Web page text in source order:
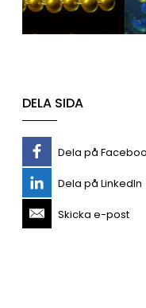
DELA SIDA
Dela på
Dela på LinkedIn
Skicka e-post